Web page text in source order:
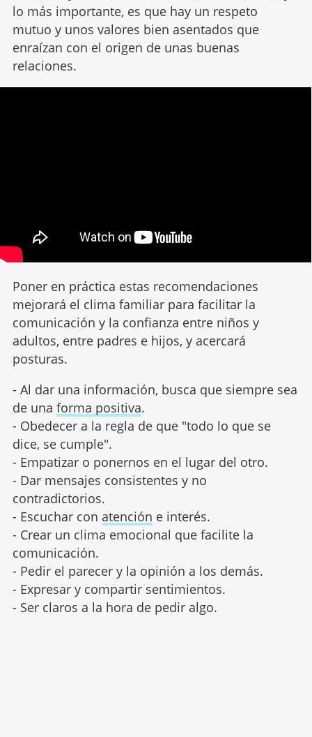
lo más importante, es que hay un respeto
mutuo y unos valores bien asentados que
enraízan con el origen de unas buenas
relaciones.
Poner en práctica estas recomendaciones
mejorará el clima familiar para facilitar la
comunicación y la confianza entre niños y
adultos, entre padres e hijos, y acercará
posturas.
- Al dar una información, busca que siempre sea
de una forma positiva.
- Obedecer a la regla de que "todo lo que se
dice, se cumple".
- Empatizar o ponernos en el lugar del otro.
- Dar mensajes consistentes y no
contradictorios.
- Escuchar con atención e interés.
- Crear un clima emocional que facilite la
comunicación.
- Pedir el parecer y la opinión a los demás.
- Expresar y compartir sentimientos.
- Ser claros a la hora de pedir algo.